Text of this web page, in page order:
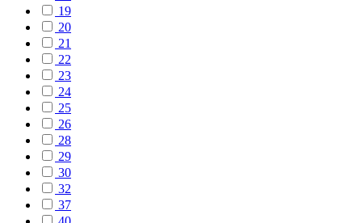
19
20
21
22
23
24
25
26
28
29
30
32
37